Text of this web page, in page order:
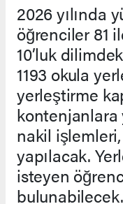
2026 yılında
öğrenciler 81
10’luk
1193 okula
yerleştirme
kontenjanlara
nakil
yapılacak.
isteyen